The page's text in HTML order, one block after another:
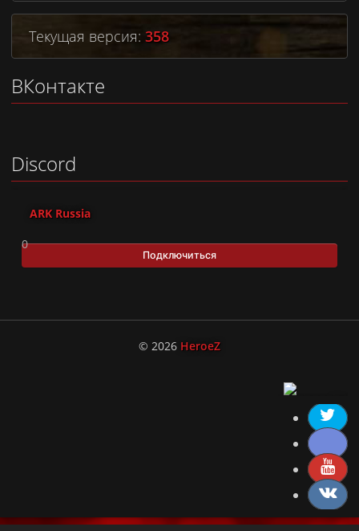
Текущая версия: 358
ВКонтакте
Discord
ARK Russia
0
Подключиться
© 2026 HeroeZ